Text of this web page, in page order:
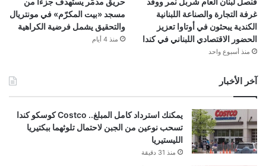
غرفة التجارة والصناعة اللبنانية
الكندية يبحثون في أوتاوا تعزيز
الحضور الاقتصادي اللبناني في كندا
منذ أسبوع واحد
مسجد «بيت المكرّم» في مونتريال
والتحقيق يشمل فرضية الكراهية
منذ 4 أيام
آخر الأخبار
يمكنك استرداد كامل المبلغ.. Costco كوسكو كندا
تسحب نوعين من الجبن لاحتمال تلوثهما ببكتيريا
الليستيريا
منذ 31 دقيقة